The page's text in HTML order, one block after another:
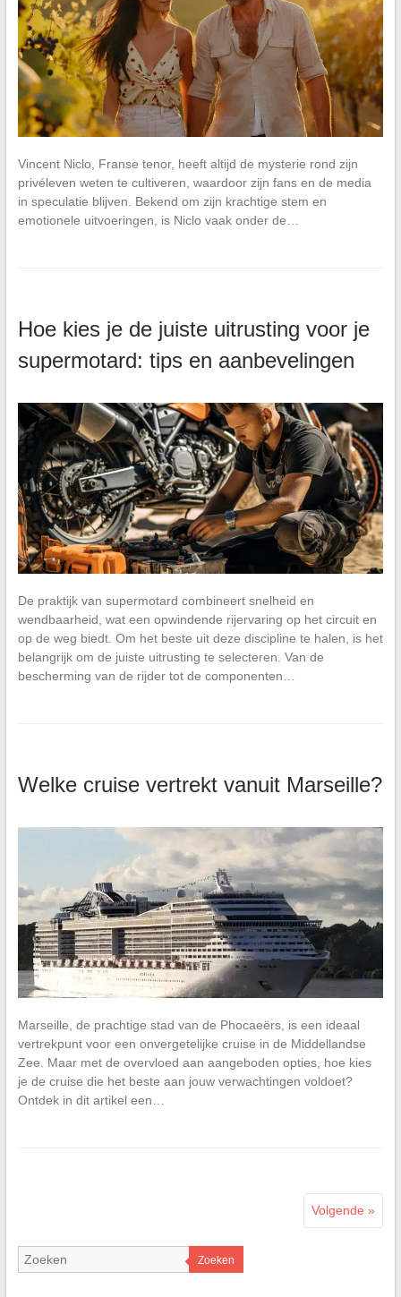
Vincent Niclo, Franse tenor, heeft altijd de mysterie rond zijn
privéleven weten te cultiveren, waardoor zijn fans en de media
in speculatie blijven. Bekend om zijn krachtige stem en
emotionele uitvoeringen, is Niclo vaak onder de…
Hoe kies je de juiste uitrusting voor je
supermotard: tips en aanbevelingen
De praktijk van supermotard combineert snelheid en
wendbaarheid, wat een opwindende rijervaring op het circuit en
op de weg biedt. Om het beste uit deze discipline te halen, is het
belangrijk om de juiste uitrusting te selecteren. Van de
bescherming van de rijder tot de componenten…
Welke cruise vertrekt vanuit Marseille?
Marseille, de prachtige stad van de Phocaeërs, is een ideaal
vertrekpunt voor een onvergetelijke cruise in de Middellandse
Zee. Maar met de overvloed aan aangeboden opties, hoe kies
je de cruise die het beste aan jouw verwachtingen voldoet?
Ontdek in dit artikel een…
Volgende »
Zoeken